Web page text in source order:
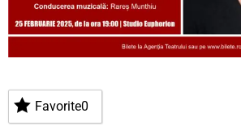
Favorite0